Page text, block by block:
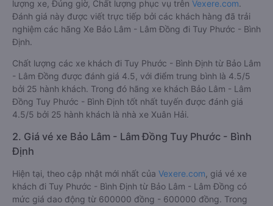
lượng xe, Đúng giờ, Chất lượng phục vụ trên Vexere.com.
Đánh giá này được viết trực tiếp bởi các khách hàng đã trải
nghiệm các hãng Xe Bảo Lâm - Lâm Đồng đi Tuy Phước - Bình
Định.
Chất lượng các xe khách đi Tuy Phước - Bình Định từ Bảo Lâm
- Lâm Đồng được đánh giá 4.5, với điểm trung bình là 4.5/5
bởi 25 hành khách. Trong đó hãng xe khách Bảo Lâm - Lâm
Đồng Tuy Phước - Bình Định tốt nhất tuyến được đánh giá
4.5/5 bởi 25 hành khách là nhà xe Xuân Hải.
2. Giá vé xe Bảo Lâm - Lâm Đồng Tuy Phước - Bình
Định
Hiện tại, theo cập nhật mới nhất của Vexere.com , giá vé xe
khách đi Tuy Phước - Bình Định từ Bảo Lâm - Lâm Đồng có
mức giá dao động từ 600000 đồng - 600000 đồng. Trong